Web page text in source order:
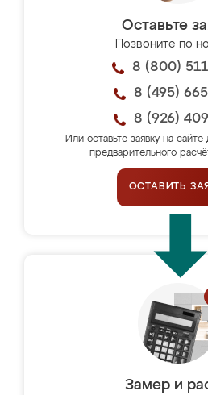
Оставьте
Позвоните по
8 (800)
8 (495)
8 (926)
Или оставьте заявку на сайте
предварительного
ОСТАВИТЬ
Замер и